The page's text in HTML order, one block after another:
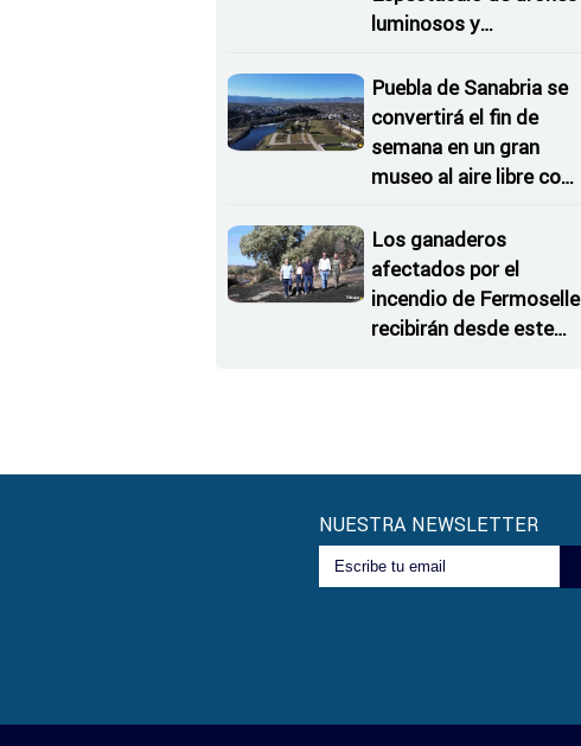
luminosos y
Estrellas
Puebla de Sanabria se
convertirá el fin de
semana en un gran
museo al aire libre con
Los ganaderos
afectados por el
incendio de Fermoselle
recibirán desde este
NUESTRA NEWSLETTER